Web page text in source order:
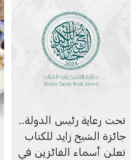
تحت رعاية رئيس الدولة..
جائزة الشيخ زايد للكتاب
تعلن أسماء الفائزين في